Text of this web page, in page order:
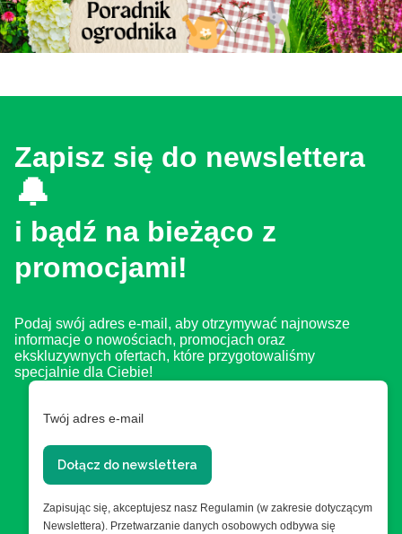
Zapisz się do newslettera
🔔
i bądź na bieżąco z
promocjami!
Podaj swój adres e-mail, aby otrzymywać najnowsze
informacje o nowościach, promocjach oraz
ekskluzywnych ofertach, które przygotowaliśmy
specjalnie dla Ciebie!
Twój adres e-mail
Dołącz do newslettera
Zapisując się, akceptujesz nasz Regulamin (w zakresie dotyczącym
Newslettera). Przetwarzanie danych osobowych odbywa się